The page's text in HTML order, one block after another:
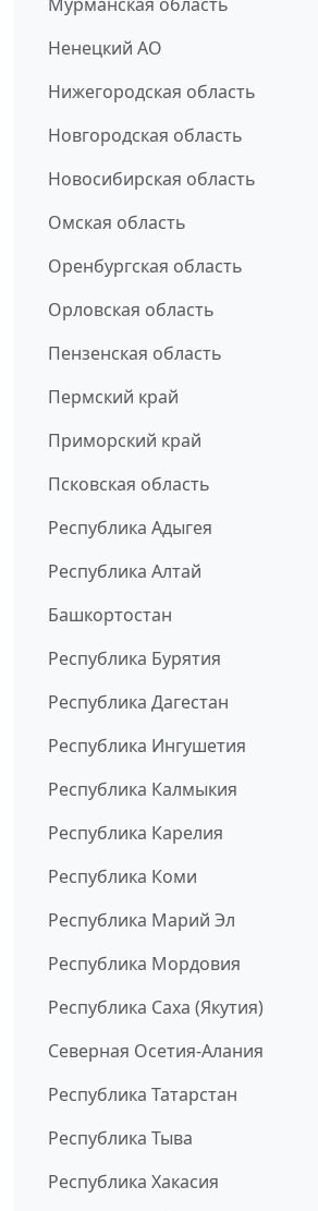
Ненецкий АО
Нижегородская область
Новгородская область
Новосибирская область
Омская область
Оренбургская область
Орловская область
Пензенская область
Пермский край
Приморский край
Псковская область
Республика Адыгея
Республика Алтай
Башкортостан
Республика Бурятия
Республика Дагестан
Республика Ингушетия
Республика Калмыкия
Республика Карелия
Республика Коми
Республика Марий Эл
Республика Мордовия
Республика Саха (Якутия)
Северная Осетия-Алания
Республика Татарстан
Республика Тыва
Республика Хакасия